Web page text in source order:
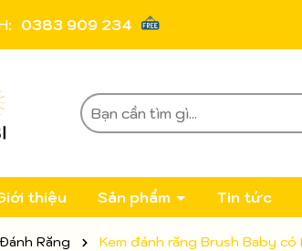
0383 909 234
thiệu Sản phẩm Tin tức
Răng Kem đánh răng Brush Baby